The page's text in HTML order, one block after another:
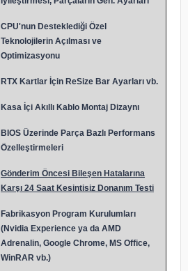
CPU'nun Desteklediği Özel
Teknolojilerin Açılması ve
Optimizasyonu
RTX Kartlar İçin ReSize Bar Ayarları vb.
Kasa İçi Akıllı Kablo Montaj Dizaynı
BIOS Üzerinde Parça Bazlı Performans
Özelleştirmeleri
Gönderim Öncesi Bileşen Hatalarına
Karşı 24 Saat Kesintisiz Donanım Testi
Fabrikasyon Program Kurulumları
(Nvidia Experience ya da AMD
Adrenalin, Google Chrome, MS Office,
WinRAR vb.)